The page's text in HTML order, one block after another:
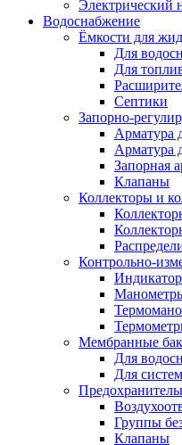
Электрический
Водоснабжение
Ёмкости для
Для
Для
Септики
Запорно-
Арматура
Арматура
Запорная
Клапаны
Коллекторы и
Контрольно-
Мембранные
Для
Для
Группы
Клапаны